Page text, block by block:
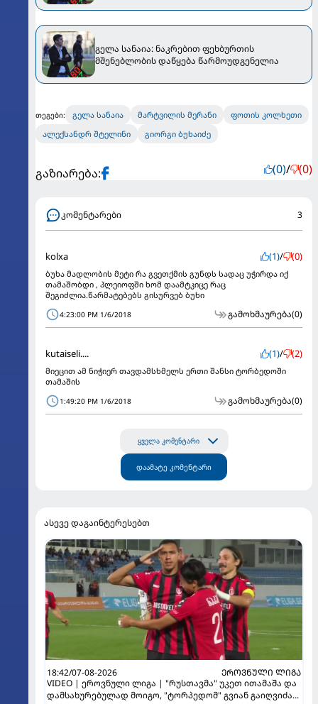
გელა სანაია: ნაკრებით ფეხბურთის
მშენებლობის დაწყება წარმოუდგენელია
თეგები: გელა სანაია მარტვილის მერანი
ფოთის კოლხეთი
ალექსანდრ შტელინი
გიორგი ბუხაიძე
გაზიარება: (0)/ (0)
კომენტარები 3
kolxa (1)/ (0)
ბუხა მადლობის მეტი რა გვეთქმის გუნდს სადაც უჭირდა იქ
თამაშობდი , პლეიოფში ხომ დაამტკიცე რაც
შეგიძლია.წარმატებებს გისურვებ ბუხი
4:23:00 PM 1/6/2018 გამოხმაურება(0)
kutaiseli.... (1)/ (2)
მიეცით ამ ნიჭიერ თავდამსხმელს ერთი შანსი ტორბედოში
თამაშის
1:49:20 PM 1/6/2018 გამოხმაურება(0)
ყველა კომენტარი
დაამატე კომენტარი
ასევე დაგაინტერესებთ
18:42/07-08-2026
ᲔᲠᲝᲕᲜᲣᲚᲘ ᲚᲘᲒᲐ
VIDEO | ეროვნული ლიგა | "რუსთავმა" უკეთ ითამაშა და
დამსახურებულად მოიგო, "ტორპედომ" გვიან გაიღვიძა...